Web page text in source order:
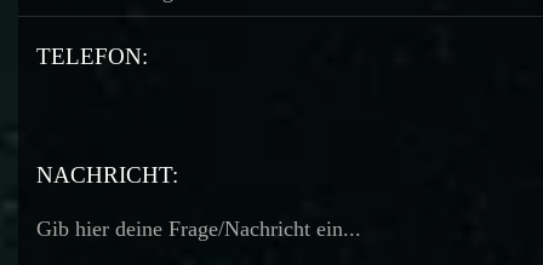
TELEFON:
TELEFON:
NACHRICHT: